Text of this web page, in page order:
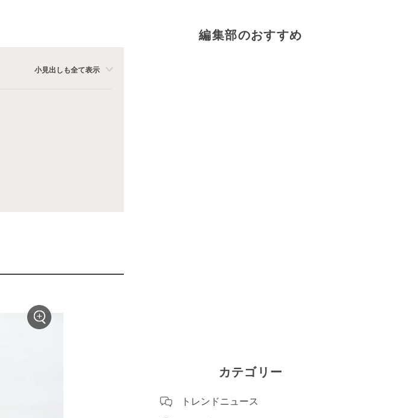
小見出しも全て表示
編集部のおすすめ
カテゴリー
トレンドニュース